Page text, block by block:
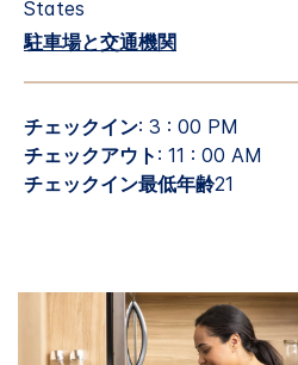
States
駐車場と交通機関
チェックイン: 3 : 00 PM
チェックアウト : 11 : 00 AM
チェックイン最低年齢21